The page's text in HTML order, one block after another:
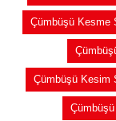
Çümbüşü Kesme
Çümbüşü Kesim